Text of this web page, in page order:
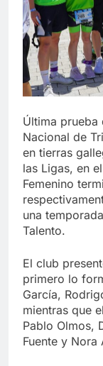
Última prueba
Nacional de
en tierras
las Ligas, en
Femenino
una
Talento.
El club
primero lo
García,
mientras que
Pablo Olmos,
Fuente y Nora